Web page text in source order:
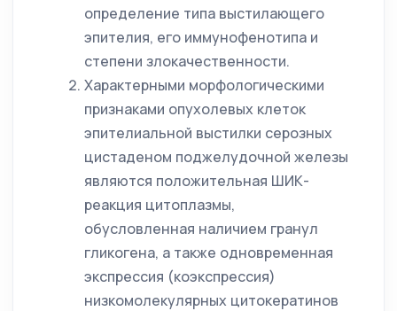
определение типа выстилающего
эпителия, его иммунофенотипа и
степени злокачественности.
Характерными морфологическими
признаками опухолевых клеток
эпителиальной выстилки серозных
цистаденом поджелудочной железы
являются положительная ШИК-
реакция цитоплазмы,
обусловленная наличием гранул
гликогена, а также одновременная
экспрессия (коэкспрессия)
низкомолекулярных цитокератинов